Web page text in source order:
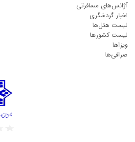
آژانس‌های مسافرتی
اخبار گردشگری
لیست هتل‌ها
لیست کشورها
ویزاها
صرافی‌ها